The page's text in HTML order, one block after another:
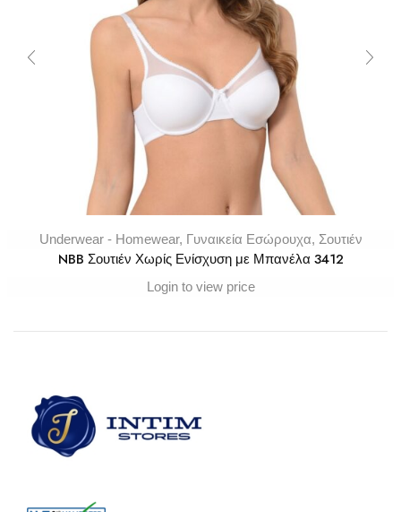
Underwear - Homewear, Γυναικεία Εσώρουχα, Σουτιέν
NBB Σουτιέν Χωρίς Ενίσχυση με Μπανέλα 3412
Login to view price